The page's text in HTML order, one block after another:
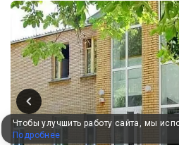
Чтобы улучшить работу сайта, мы
Подробнее